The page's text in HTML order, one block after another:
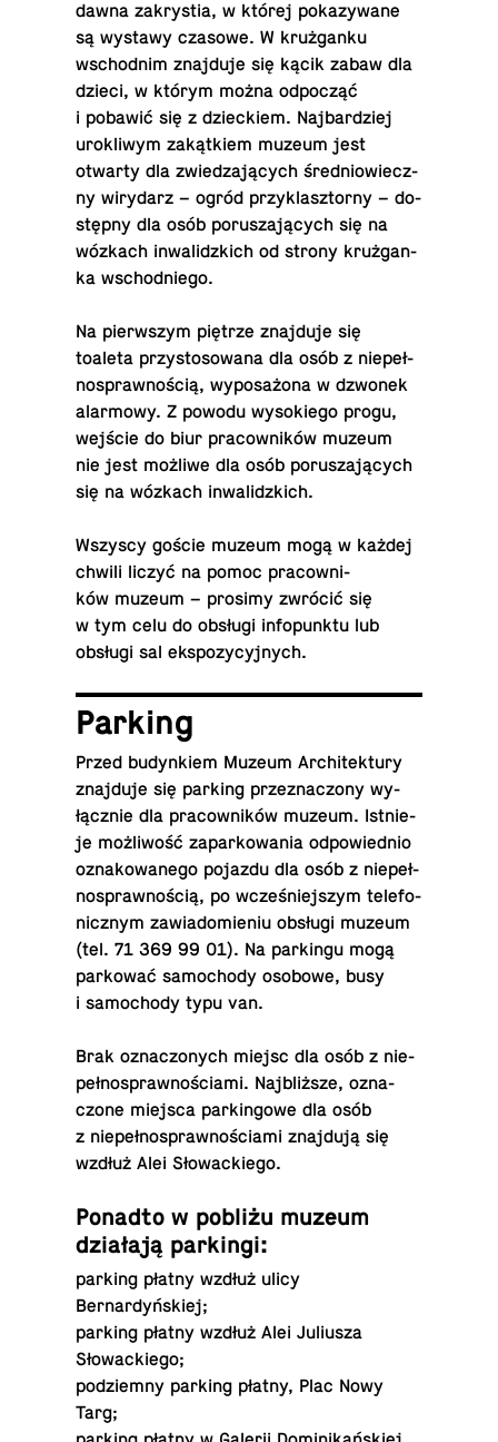
dawna za­kry­stia, w której po­ka­zy­wa­ne
są wystawy czasowe. W kruż­gan­ku
wschod­nim znaj­du­je się kącik zabaw dla
dzieci, w którym można od­po­cząć
i pobawić się z dziec­kiem. Naj­bar­dziej
uro­kli­wym za­kąt­kiem muzeum jest
otwarty dla zwie­dza­ją­cych śre­dnio­wiecz­
ny wi­ry­darz – ogród przy­klasz­tor­ny – do­
stęp­ny dla osób po­ru­sza­ją­cych się na
wózkach in­wa­lidz­kich od strony kruż­gan­
ka wschodniego.
Na pierw­szym piętrze znaj­du­je się
toaleta przy­sto­so­wa­na dla osób z nie­peł­
no­spraw­no­ścią, wy­po­sa­żo­na w dzwonek
alar­mo­wy. Z powodu wy­so­kie­go progu,
wejście do biur pra­cow­ni­ków muzeum
nie jest możliwe dla osób po­ru­sza­ją­cych
się na wózkach inwalidzkich.
Wszyscy goście muzeum mogą w każdej
chwili liczyć na pomoc pra­cow­ni­
ków muzeum – prosimy zwrócić się
w tym celu do obsługi in­fo­punk­tu lub
obsługi sal ekspozycyjnych.
Parking
Przed bu­dyn­kiem Muzeum Ar­chi­tek­tu­ry
znaj­du­je się parking prze­zna­czo­ny wy­
łącz­nie dla pra­cow­ni­ków muzeum. Ist­nie­
je moż­li­wość za­par­ko­wa­nia od­po­wied­nio
ozna­ko­wa­ne­go pojazdu dla osób z nie­peł­
no­spraw­no­ścią, po wcze­śniej­szym te­le­fo­
nicz­nym za­wia­do­mie­niu obsługi muzeum
(tel. 71 369 99 01). Na par­kin­gu mogą
par­ko­wać sa­mo­cho­dy osobowe, busy
i sa­mo­cho­dy typu van.
Brak ozna­czo­nych miejsc dla osób z nie­
peł­no­spraw­no­ścia­mi. Naj­bliż­sze, ozna­
czo­ne miejsca par­kin­go­we dla osób
z nie­peł­no­spraw­no­ścia­mi znaj­du­ją się
wzdłuż Alei Słowackiego.
Ponadto w pobliżu muzeum
dzia­ła­ją parkingi:
parking płatny wzdłuż ulicy
Bernardyńskiej;
parking płatny wzdłuż Alei Ju­liu­sza
Słowackiego;
pod­ziem­ny parking płatny, Plac Nowy
Targ;